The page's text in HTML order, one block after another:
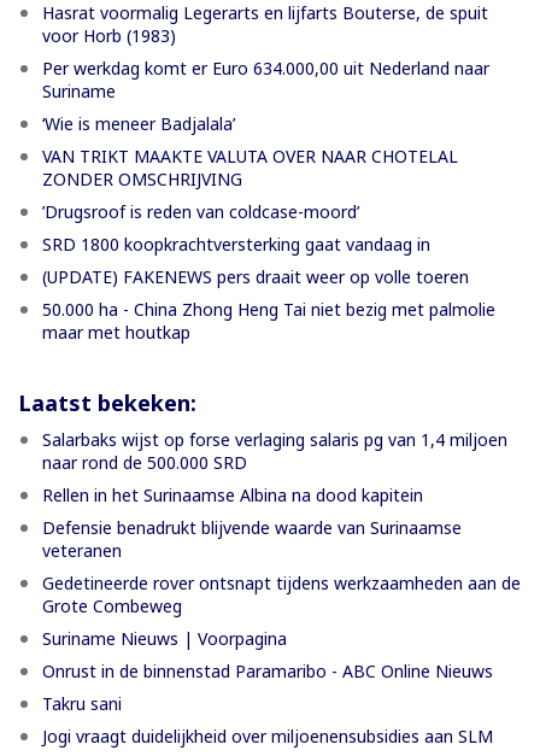
Hasrat voormalig Legerarts en lijfarts Bouterse, de spuit
voor Horb (1983)
Per werkdag komt er Euro 634.000,00 uit Nederland naar
Suriname
‘Wie is meneer Badjalala’
VAN TRIKT MAAKTE VALUTA OVER NAAR CHOTELAL
ZONDER OMSCHRIJVING
’Drugsroof is reden van coldcase-moord’
SRD 1800 koopkrachtversterking gaat vandaag in
(UPDATE) FAKENEWS pers draait weer op volle toeren
50.000 ha - China Zhong Heng Tai niet bezig met palmolie
maar met houtkap
Laatst bekeken:
Salarbaks wijst op forse verlaging salaris pg van 1,4 miljoen
naar rond de 500.000 SRD
Rellen in het Surinaamse Albina na dood kapitein
Defensie benadrukt blijvende waarde van Surinaamse
veteranen
Gedetineerde rover ontsnapt tijdens werkzaamheden aan de
Grote Combeweg
Suriname Nieuws | Voorpagina
Onrust in de binnenstad Paramaribo - ABC Online Nieuws
Takru sani
Jogi vraagt duidelijkheid over miljoenensubsidies aan SLM